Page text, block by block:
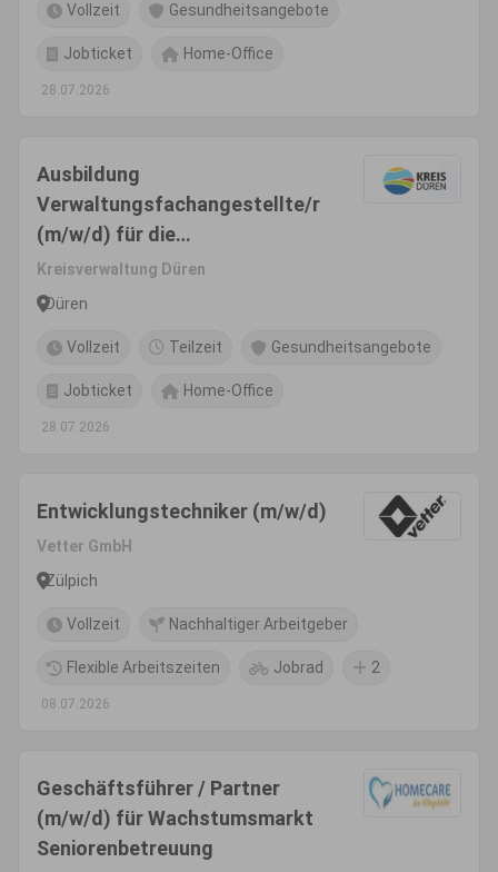
Vollzeit Gesundheitsangebote
Jobticket Home-Office
28.07.2026
Ausbildung
Verwaltungsfachangestellte/r
(m/w/d) für die
Kreisverwaltung
Kreisverwaltung Düren
Düren
Vollzeit Teilzeit Gesundheitsangebote
Jobticket Home-Office
28.07.2026
Entwicklungstechniker (m/w/d)
Vetter GmbH
Zülpich
Vollzeit Nachhaltiger Arbeitgeber
Flexible Arbeitszeiten Jobrad 2
08.07.2026
Geschäftsführer / Partner
(m/w/d) für Wachstumsmarkt
Seniorenbetreuung